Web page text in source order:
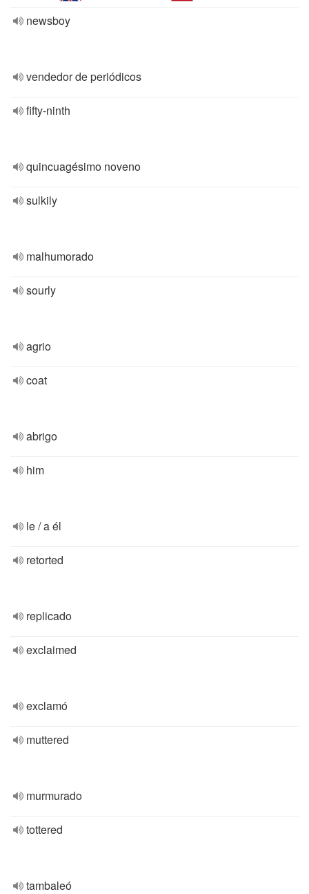
newsboy
vendedor de periódicos
fifty-ninth
quincuagésimo noveno
sulkily
malhumorado
sourly
agrio
coat
abrigo
him
le / a él
retorted
replicado
exclaimed
exclamó
muttered
murmurado
tottered
tambaleó